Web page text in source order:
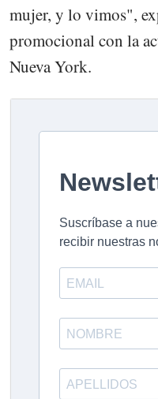
mujer, y lo vimos",
promocional con la
Nueva York.